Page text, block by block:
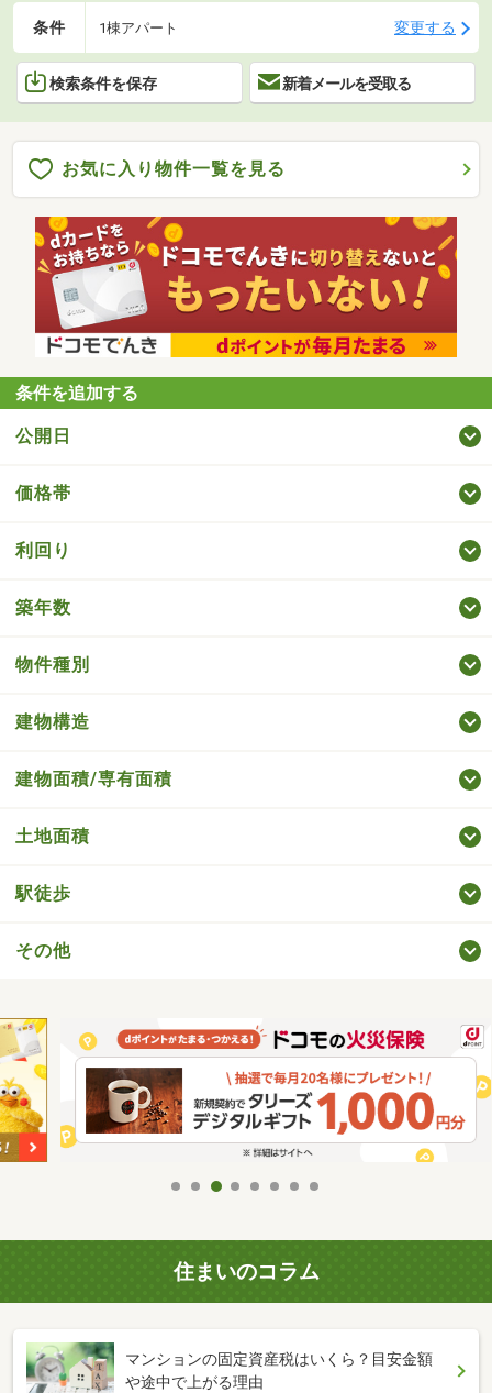
条件 1棟アパート 変更する
検索条件を保存 新着メールを受取る
お気に入り物件一覧を見る
条件を追加する
公開日
価格帯
利回り
築年数
物件種別
建物構造
建物面積/専有面積
土地面積
駅徒歩
その他
住まいのコラム
マンションの固定資産税はいくら？目安金額
や途中で上がる理由